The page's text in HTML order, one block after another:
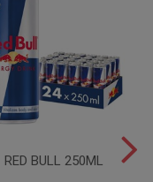
RED BULL 250ML